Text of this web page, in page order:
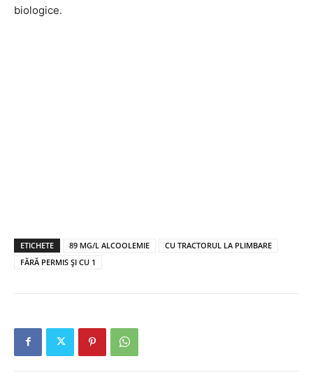
biologice.
ETICHETE 89 MG/L ALCOOLEMIE
CU TRACTORUL LA PLIMBARE
FĂRĂ PERMIS ȘI CU 1